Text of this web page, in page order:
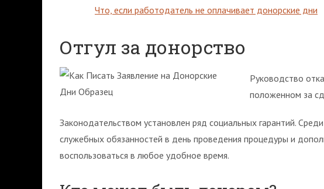
Что, если работодатель не оплачивает донорские дни
Отгул за донорство
Руководство
положенном за
Законодательством установлен ряд социальных гарантий.
служебных обязанностей в день проведения процедуры и
воспользоваться в любое удобное время.